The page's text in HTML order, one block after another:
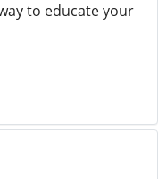
to educate your